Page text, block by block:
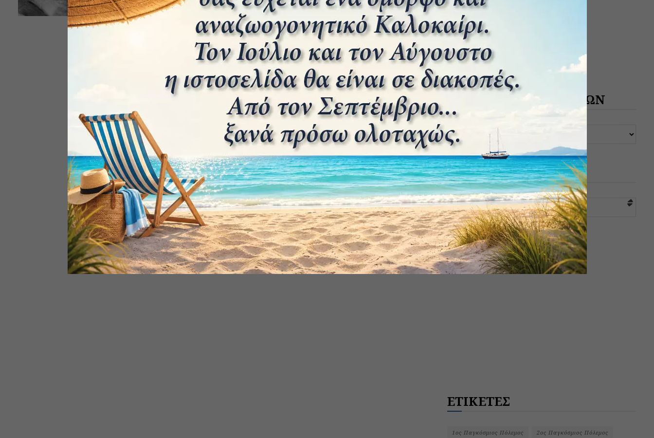
ΕΠΙΜΕΛΗΤΩΝ Στη συνέχεια της έκδοσης τιμητικού βιβλίου,
ενόψει της ...
ΑΡΧΕΙΟ ΔΗΜΟΣΙΕΥΣΕΩΝ
ΚΑΤΗΓΟΡΙΕΣ
Επιλογή κατηγορίας
ΕΤΙΚΕΤΕΣ
1ος Παγκόσμιος Πόλεμος 2ος Παγκόσμιος Πόλεμος